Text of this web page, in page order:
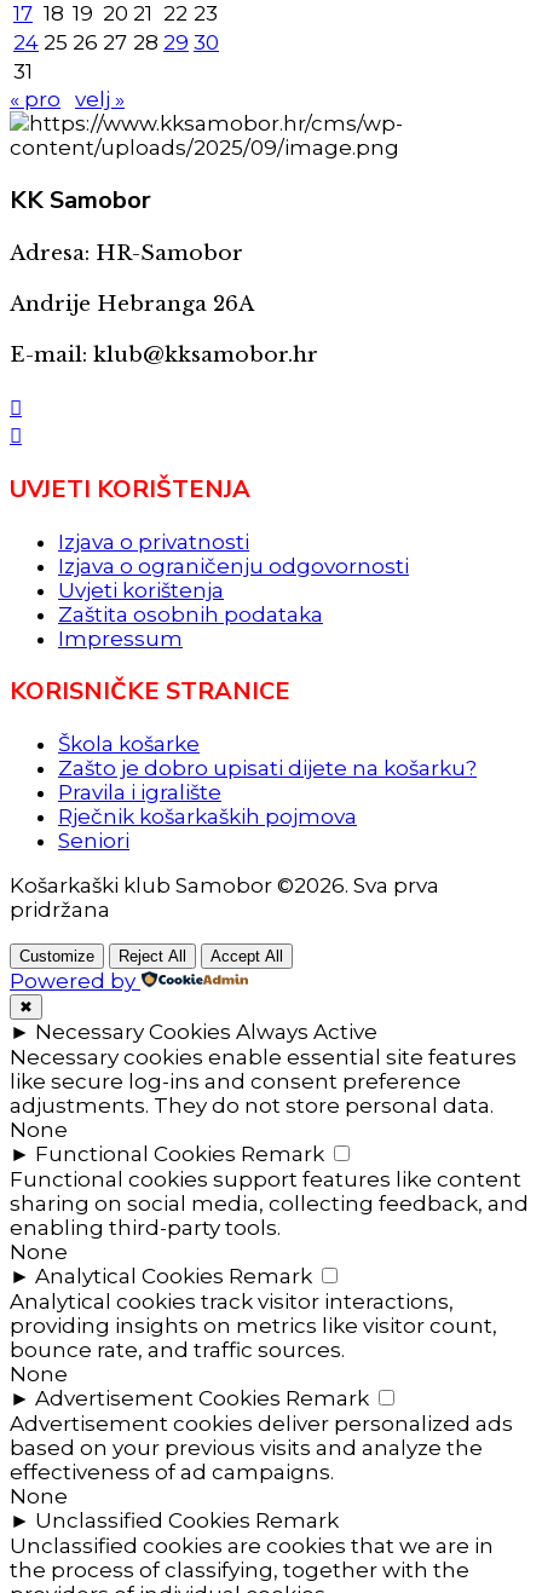
17 18 19 20 21 22 23
24 25 26 27 28 29 30
31
« pro
velj »
KKSamobor
Adresa: HR-Samobor
Andrije Hebranga 26A
E-mail: klub@kksamobor.hr
UVJETI KORIŠTENJA
Izjava o privatnosti
Izjava o ograničenju odgovornosti
Uvjeti korištenja
Zaštita osobnih podataka
Impressum
KORISNIČKE STRANICE
Škola košarke
Zašto je dobro upisati dijete na košarku?
Pravila i igralište
Rječnik košarkaških pojmova
Seniori
Košarkaški klub Samobor ©2026. Sva prva
pridržana
Customize Reject All Accept All
Powered by
✖
► Necessary Cookies Always Active
Necessary cookies enable essential site features
like secure log-ins and consent preference
adjustments. They do not store personal data.
None
► Functional Cookies Remark
Functional cookies support features like content
sharing on social media, collecting feedback, and
enabling third-party tools.
None
► Analytical Cookies Remark
Analytical cookies track visitor interactions,
providing insights on metrics like visitor count,
bounce rate, and traffic sources.
None
► Advertisement Cookies Remark
Advertisement cookies deliver personalized ads
based on your previous visits and analyze the
effectiveness of ad campaigns.
None
► Unclassified Cookies Remark
Unclassified cookies are cookies that we are in
the process of classifying, together with the